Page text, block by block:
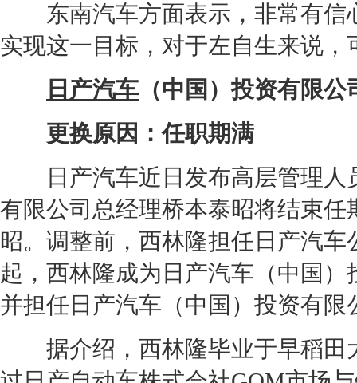
东南汽车方面表示，非常有信
实现这一目标，对于左自生来说，
日产汽车 （中国）投资有限
更换原因：任职期满
日产汽车近日发布高层管理人
有限公司总经理桥本泰昭将结束任
昭。调整前，西林隆担任 日产汽车
起，西林隆成为 日产汽车 （中国
并担任 日产汽车 （中国）投资有
据介绍，西林隆毕业于早稻田